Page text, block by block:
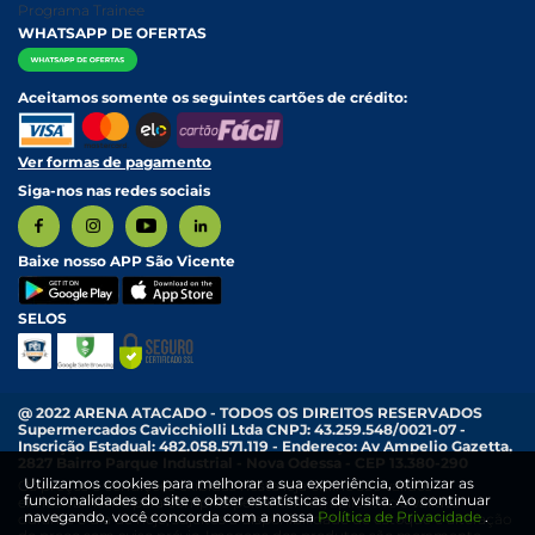
Programa Trainee
WHATSAPP DE OFERTAS
Aceitamos somente os seguintes cartões de crédito:
Ver formas de pagamento
Siga-nos nas redes sociais
Baixe nosso APP São Vicente
SELOS
@ 2022 ARENA ATACADO - TODOS OS DIREITOS RESERVADOS
Supermercados Cavicchiolli Ltda CNPJ: 43.259.548/0021-07 -
Inscrição Estadual: 482.058.571.119 - Endereço: Av Ampelio Gazetta,
Os preços e condições exibidas nesta loja online são válidos
exclusivamente para compras pela internet, aplicativo e válidos
durante o dia de hoje, sujeitos a disponibilidade de estoque e alteração
Utilizamos cookies para melhorar a sua experiência, otimizar as
funcionalidades do site e obter estatísticas de visita. Ao continuar
navegando, você concorda com a nossa Política de Privacidade .